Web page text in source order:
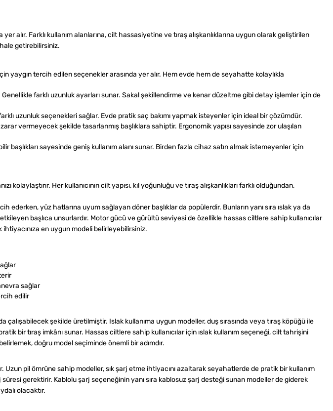
alır. Farklı kullanım alanlarına, cilt hassasiyetine ve tıraş alışkanlıklarına uygun olarak geliştirilen
getirebilirsiniz.
yaygın tercih edilen seçenekler arasında yer alır. Hem evde hem de seyahatte kolaylıkla
farklı uzunluk ayarları sunar. Sakal şekillendirme ve kenar düzeltme gibi detay işlemler için de
uzunluk seçenekleri sağlar. Evde pratik saç bakımı yapmak isteyenler için ideal bir çözümdür.
vermeyecek şekilde tasarlanmış başlıklara sahiptir. Ergonomik yapısı sayesinde zor ulaşılan
başlıkları sayesinde geniş kullanım alanı sunar. Birden fazla cihaz satın almak istemeyenler için
Her kullanıcının cilt yapısı, kıl yoğunluğu ve tıraş alışkanlıkları farklı olduğundan,
ederken, yüz hatlarına uyum sağlayan döner başlıklar da popülerdir. Bunların yanı sıra ıslak ya da
başlıca unsurlardır. Motor gücü ve gürültü seviyesi de özellikle hassas ciltlere sahip kullanıcılar
en uygun modeli belirleyebilirsiniz.
sağlar
edilir
çalışabilecek şekilde üretilmiştir. Islak kullanıma uygun modeller, duş sırasında veya tıraş köpüğü ile
bir tıraş imkânı sunar. Hassas ciltlere sahip kullanıcılar için ıslak kullanım seçeneği, cilt tahrişini
doğru model seçiminde önemli bir adımdır.
pil ömrüne sahip modeller, sık şarj etme ihtiyacını azaltarak seyahatlerde de pratik bir kullanım
süresi gerektirir. Kablolu şarj seçeneğinin yanı sıra kablosuz şarj desteği sunan modeller de giderek
olacaktır.